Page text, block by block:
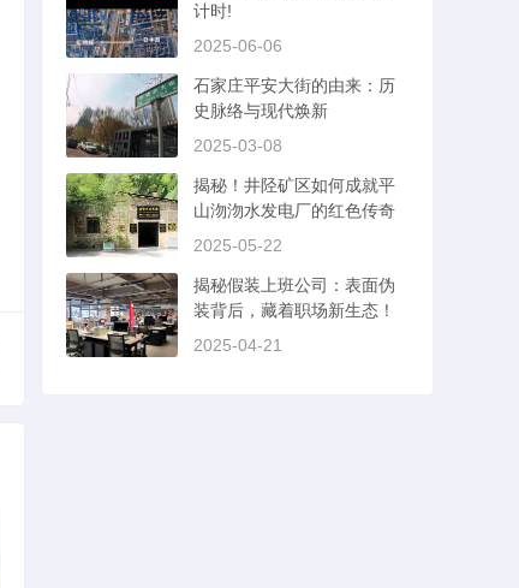
计时!
2025-06-06
石家庄平安大街的由来：历
史脉络与现代焕新
2025-03-08
揭秘！井陉矿区如何成就平
山沕沕水发电厂的红色传奇
2025-05-22
揭秘假装上班公司：表面伪
装背后，藏着职场新生态！
2025-04-21